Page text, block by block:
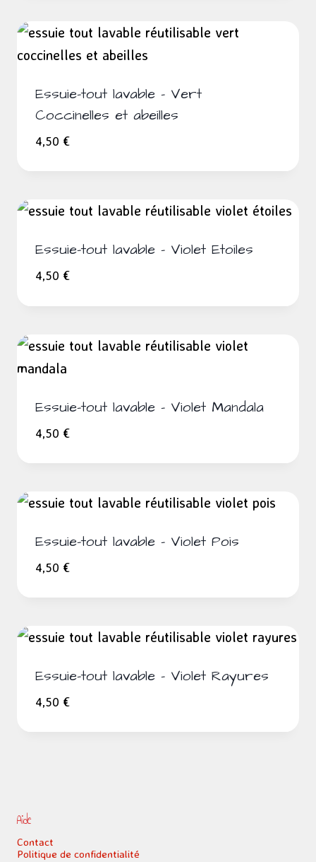
Essuie-tout lavable – Vert
Coccinelles et abeilles
4,50 €
Essuie-tout lavable – Violet Etoiles
4,50 €
Essuie-tout lavable – Violet Mandala
4,50 €
Essuie-tout lavable – Violet Pois
4,50 €
Essuie-tout lavable – Violet Rayures
4,50 €
Aide
Contact
Politique de confidentialité